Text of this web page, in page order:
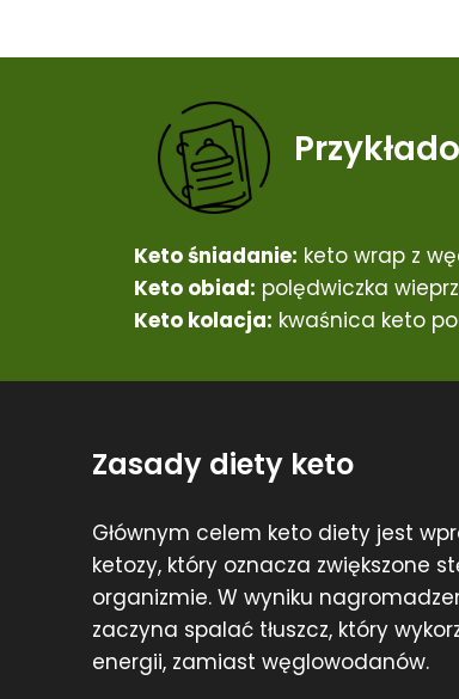
Keto śniadanie: keto wrap z
Keto obiad: polędwiczka
Keto kolacja: kwaśnica keto
Zasady diety keto
Głównym celem keto diety jest
ketozy, który oznacza zwiększone
organizmie. W wyniku
zaczyna spalać tłuszcz, który
energii, zamiast węglowodanów.